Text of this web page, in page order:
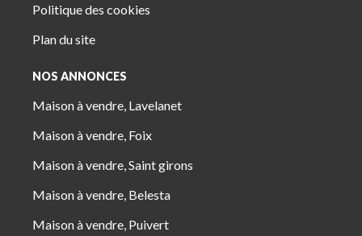
Politique des cookies
Plan du site
NOS ANNONCES
Maison à vendre, Lavelanet
Maison à vendre, Foix
Maison à vendre, Saint girons
Maison à vendre, Belesta
Maison à vendre, Puivert